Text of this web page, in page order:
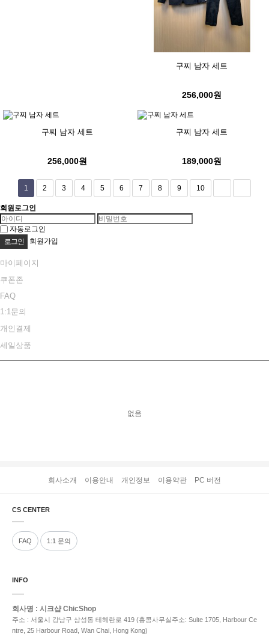
구찌 남자 세트
256,000원
구찌 남자 세트
256,000원
구찌 남자 세트
189,000원
1 2 3 4 5 6 7 8 9 10
회원로그인
자동로그인
회원가입
마이페이지
쿠폰존
FAQ
1:1문의
개인결제
세일상품
없음
회사소개 이용안내 개인정보 이용약관 PC 버전
CS CENTER
FAQ 1:1 문의
INFO
회사명 : 시크샵 ChicShop
주소 : 서울시 강남구 삼성동 테헤란로 419 (홍콩사무실주소: Suite 1705, Harbour Ce
ntre, 25 Harbour Road, Wan Chai, Hong Kong)